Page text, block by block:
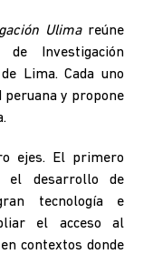
Ulimareúne
Investigación
Lima. Cada uno
peruana y propone
ejes. El primero
el desarrollo de
tecnología e
el acceso al
contextos donde